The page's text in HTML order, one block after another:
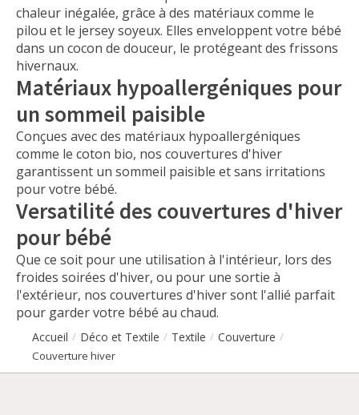
chaleur inégalée, grâce à des matériaux comme le
pilou et le jersey soyeux. Elles enveloppent votre bébé
dans un cocon de douceur, le protégeant des frissons
hivernaux.
Matériaux hypoallergéniques pour
un sommeil paisible
Conçues avec des matériaux hypoallergéniques
comme le coton bio, nos couvertures d'hiver
garantissent un sommeil paisible et sans irritations
pour votre bébé.
Versatilité des couvertures d'hiver
pour bébé
Que ce soit pour une utilisation à l'intérieur, lors des
froides soirées d'hiver, ou pour une sortie à
l'extérieur, nos couvertures d'hiver sont l'allié parfait
pour garder votre bébé au chaud.
Accueil / Déco et Textile / Textile / Couverture /
Couverture hiver